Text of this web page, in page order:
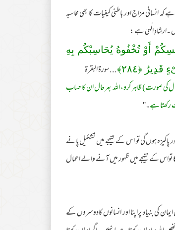
انسانی مزاج اور باطنی کیفیات کا بھی محاسبہ
۔ارشادِ الٰہی ہے :
أَوْ تُخْفُوهُ يُحَاسِبْكُم بِهِ
قَدِيرٌ‌ ﴿٢٨٤﴾...سورۃ البقرۃ
کی صورت) ظاہر کرو، اللہ بہر حال ان کا حساب
ہے۔''
پاکیزہ ہوں گی تو اس کے نتیجے میں تشکیل پانے
تواس کے نتیجے میں ظہور میں آنے والے اعمال
کی بنیاد پراپنا اور انسانوں کادوسروں کے